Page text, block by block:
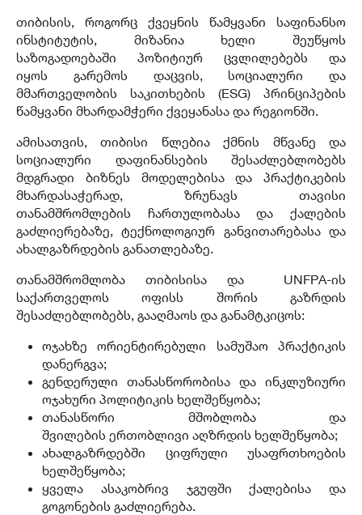
თიბისის, როგორც ქვეყნის წამყვანი საფინანსო
ინსტიტუტის, მიზანია ხელი შეუწყოს
საზოგადოებაში პოზიტიურ ცვლილებებს და
იყოს გარემოს დაცვის, სოციალური და
მმართველობის საკითხების (ESG) პრინციპების
წამყვანი მხარდამჭერი ქვეყანასა და რეგიონში.
ამისათვის, თიბისი წლებია ქმნის მწვანე და
სოციალური დაფინანსების შესაძლებლობებს
მდგრადი ბიზნეს მოდელებისა და პრაქტიკების
მხარდასაჭერად, ზრუნავს თავისი
თანამშრომლების ჩართულობასა და ქალების
გაძლიერებაზე, ტექნოლოგიურ განვითარებასა და
ახალგაზრდების განათლებაზე.
თანამშრომლობა თიბისისა და UNFPA-ის
საქართველოს ოფისს შორის გაზრდის
შესაძლებლობებს, გააღმაოს და განამტკიცოს:
ოჯახზე ორიენტირებული სამუშაო პრაქტიკის
დანერგვა;
გენდერული თანასწორობისა და ინკლუზიური
ოჯახური პოლიტიკის ხელშეწყობა;
თანასწორი მშობლობა და
შვილების ერთობლივი აღზრდის ხელშეწყობა;
ახალგაზრდებში ციფრული უსაფრთხოების
ხელშეწყობა;
ყველა ასაკობრივ ჯგუფში ქალებისა და
გოგონების გაძლიერება.